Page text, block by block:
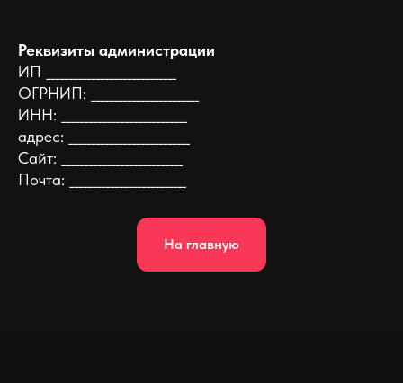
Реквизиты администрации
ИП _____________________________
ОГРНИП: ________________________
ИНН: ____________________________
адрес: ___________________________
Сайт: ___________________________
Почта: __________________________
На главную